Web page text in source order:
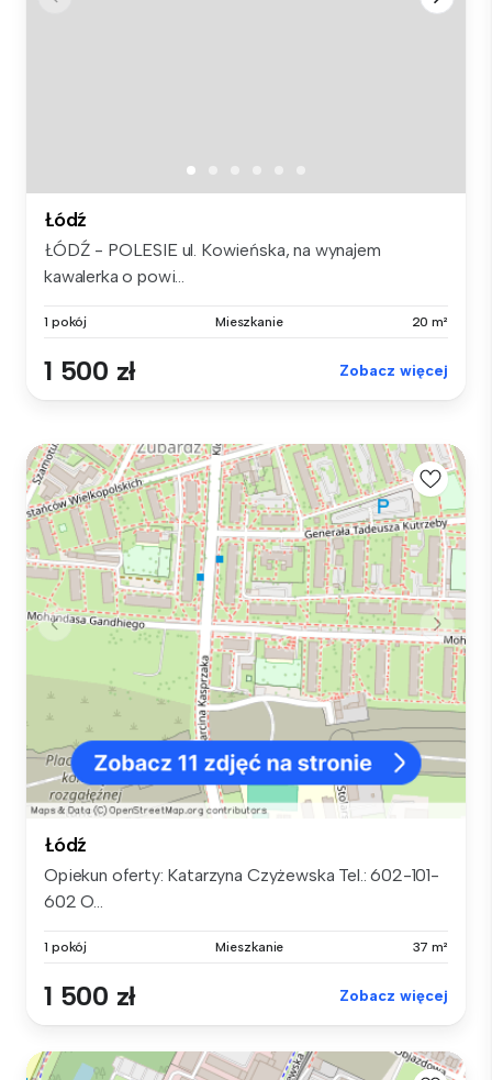
Łódź
ŁÓDŹ - POLESIE ul. Kowieńska, na wynajem
kawalerka o powi...
1 pokój Mieszkanie 20 m²
1 500 zł Zobacz więcej
Łódź
Opiekun oferty: Katarzyna Czyżewska Tel.: 602-101-
602 O...
1 pokój Mieszkanie 37 m²
1 500 zł Zobacz więcej